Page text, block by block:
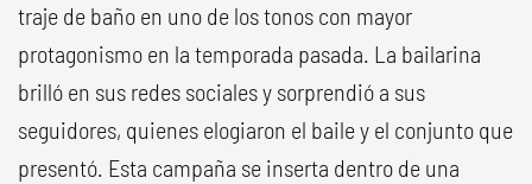
traje de baño en uno de los tonos con mayor
protagonismo en la temporada pasada. La bailarina
brilló en sus redes sociales y sorprendió a sus
seguidores, quienes elogiaron el baile y el conjunto que
presentó. Esta campaña se inserta dentro de una